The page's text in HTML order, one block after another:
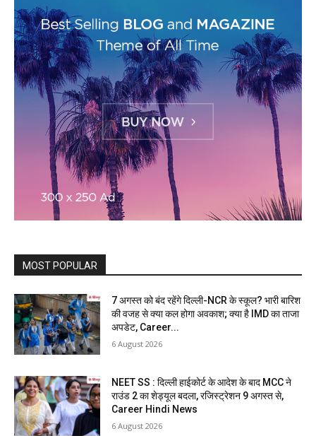
MOST POPULAR
7 अगस्त को बंद रहेंगे दिल्ली-NCR के स्कूल? भारी बारिश
की वजह से क्या कल होगा अवकाश; क्या है IMD का ताजा
अपडेट, Career...
6 August 2026
NEET SS : दिल्ली हाईकोर्ट के आदेश के बाद MCC ने
राउंड 2 का शेड्यूल बदला, रजिस्ट्रेशन 9 अगस्त से,
Career Hindi News
6 August 2026